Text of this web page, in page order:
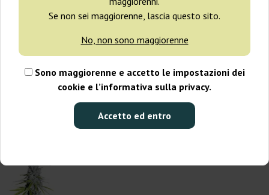
Se non sei maggiorenne, lascia questo sito.
No, non sono maggiorenne
Sono maggiorenne e accetto le impostazioni dei
cookie e l’informativa sulla privacy.
Accetto ed entro